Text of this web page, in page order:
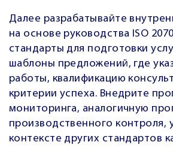
Далее разрабатывайте
на основе руководства ISO
стандарты для подготовки
шаблоны предложений, где
работы, квалификацию
критерии успеха. Внедрите
мониторинга, аналогичную
производственного контроля,
контексте других стандартов